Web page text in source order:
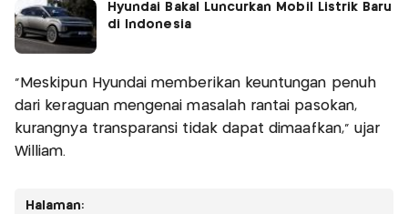
Hyundai Bakal Luncurkan Mobil Listrik Baru
di Indonesia
"Meskipun Hyundai memberikan keuntungan penuh
dari keraguan mengenai masalah rantai pasokan,
kurangnya transparansi tidak dapat dimaafkan," ujar
William.
Halaman: